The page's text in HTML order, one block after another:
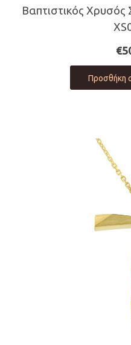
Βαπτιστικός Χρυσός
€
Προσθήκη